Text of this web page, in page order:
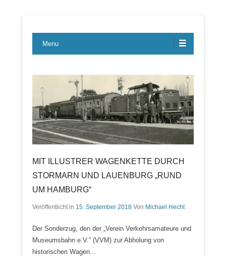
LBE-Express
Menu
MIT ILLUSTRER WAGENKETTE DURCH
STORMARN UND LAUENBURG „RUND
UM HAMBURG“
Veröffentlicht in 15. September 2018 Von Michael Hecht
Der Sonderzug, den der „Verein Verkehrsamateure und
Museumsbahn e.V.“ (VVM) zur Abholung von
historischen Wagen…